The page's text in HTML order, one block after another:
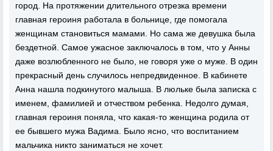
город. На протяжении длительного отрезка времени
главная героиня работала в больнице, где помогала
женщинам становиться мамами. Но сама же девушка была
бездетной. Самое ужасное заключалось в том, что у Анны
даже возлюбленного не было, не говоря уже о муже. В один
прекрасный день случилось непредвиденное. В кабинете
Анна нашла подкинутого малыша. В люльке была записка с
именем, фамилией и отчеством ребенка. Недолго думая,
главная героиня поняла, что какая-то женщина родила от
ее бывшего мужа Вадима. Было ясно, что воспитанием
мальчика никто заниматься не хочет.